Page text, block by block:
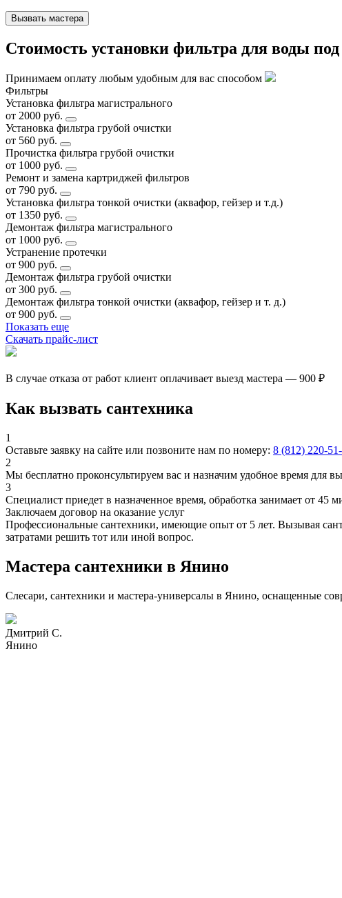
Вызвать мастера
Стоимость установки фильтра для воды
Принимаем оплату любым удобным для вас способом
Фильтры
Установка фильтра магистрального
от 2000 руб.
Установка фильтра грубой очистки
от 560 руб.
Прочистка фильтра грубой очистки
от 1000 руб.
Ремонт и замена картриджей фильтров
от 790 руб.
Установка фильтра тонкой очистки (аквафор, гейзер и т.д.)
от 1350 руб.
Демонтаж фильтра магистрального
от 1000 руб.
Устранение протечки
от 900 руб.
Демонтаж фильтра грубой очистки
от 300 руб.
Демонтаж фильтра тонкой очистки (аквафор, гейзер и т. д.)
от 900 руб.
Показать еще
Скачать прайс-лист
В случае отказа от работ клиент оплачивает выезд мастера — 900 ₽
Как вызвать сантехника
1
Оставьте заявку на сайте или позвоните нам по номеру: 8 (812) 220-
2
Мы бесплатно проконсультируем вас и назначим удобное время для
3
Специалист приедет в назначенное время, обработка занимает от 45
Заключаем договор на оказание услуг
Профессиональные сантехники, имеющие опыт от 5 лет. Вызывая
затратами решить тот или иной вопрос.
Мастера сантехники в Янино
Слесари, сантехники и мастера-универсалы в Янино, оснащенные
Дмитрий С.
Янино